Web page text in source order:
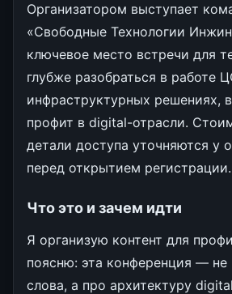
Организатором выступает
«Свободные Технологии
ключевое место встречи для
глубже разобраться в работе
инфраструктурных решениях,
профит в digital-отрасли.
детали доступа уточняются у
перед открытием регистрации.
Что это и зачем идти
Я организую контент для
поясню: эта конференция — не
слова, а про архитектуру